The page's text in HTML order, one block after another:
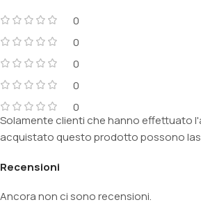
0
0
0
0
0
Recensioni
Ancora non ci sono recensioni.
Solamente clienti che hanno effettuato
acquistato questo prodotto possono